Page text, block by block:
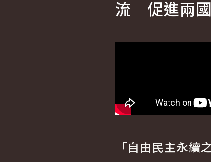
流 促進兩
「自由民主永